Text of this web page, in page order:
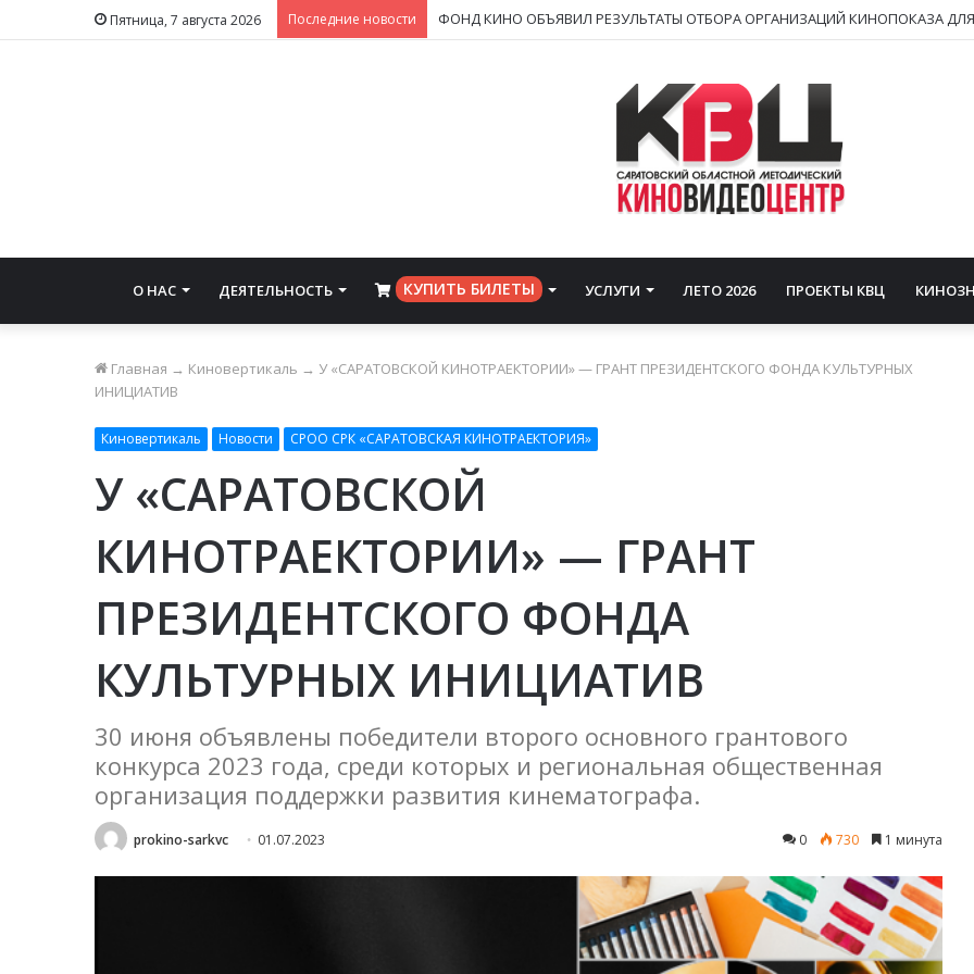
Пятница, 7 августа 2026 Последние новости
О НАС ДЕЯТЕЛЬНОСТЬ ⠀КУПИТЬ БИЛЕТЫ УСЛУГИ ЛЕТО 2026 ПРОЕКТЫ КВЦ
Главная → Киновертикаль → У «САРАТОВСКОЙ КИНОТРАЕКТОРИИ» — ГРАНТ ПРЕЗИДЕНТСКОГО ФОНДА КУЛЬТУРНЫХ
ИНИЦИАТИВ
Киновертикаль Новости СРОО СРК «САРАТОВСКАЯ КИНОТРАЕКТОРИЯ»
У «САРАТОВСКОЙ
КИНОТРАЕКТОРИИ» — ГРАНТ
ПРЕЗИДЕНТСКОГО ФОНДА
КУЛЬТУРНЫХ ИНИЦИАТИВ
30 июня объявлены победители второго основного грантового
конкурса 2023 года, среди которых и региональная общественная
организация поддержки развития кинематографа.
prokino-sarkvc 01.07.2023 0 730 1 минута